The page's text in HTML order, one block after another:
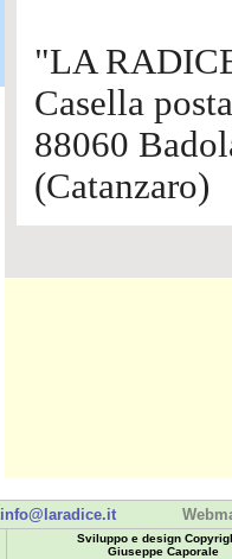
"LA
Casella
88060
(Catanzaro)
info@laradice.it
Sviluppo e design
Giuseppe Caporale